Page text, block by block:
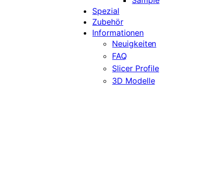
Spezial
Zubehör
Informationen
Neuigkeiten
FAQ
Slicer Profile
3D Modelle